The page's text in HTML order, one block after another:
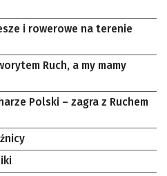
i rowerowe na terenie
Ruch, a my mamy
Polski – zagra z Ruchem